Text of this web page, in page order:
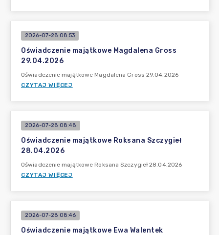
2026-07-28 08:53
Oświadczenie majątkowe Magdalena Gross
29.04.2026
Oświadczenie majątkowe Magdalena Gross 29.04.2026
CZYTAJ WIĘCEJ
2026-07-28 08:48
Oświadczenie majątkowe Roksana Szczygieł
28.04.2026
Oświadczenie majątkowe Roksana Szczygieł 28.04.2026
CZYTAJ WIĘCEJ
2026-07-28 08:46
Oświadczenie majątkowe Ewa Walentek